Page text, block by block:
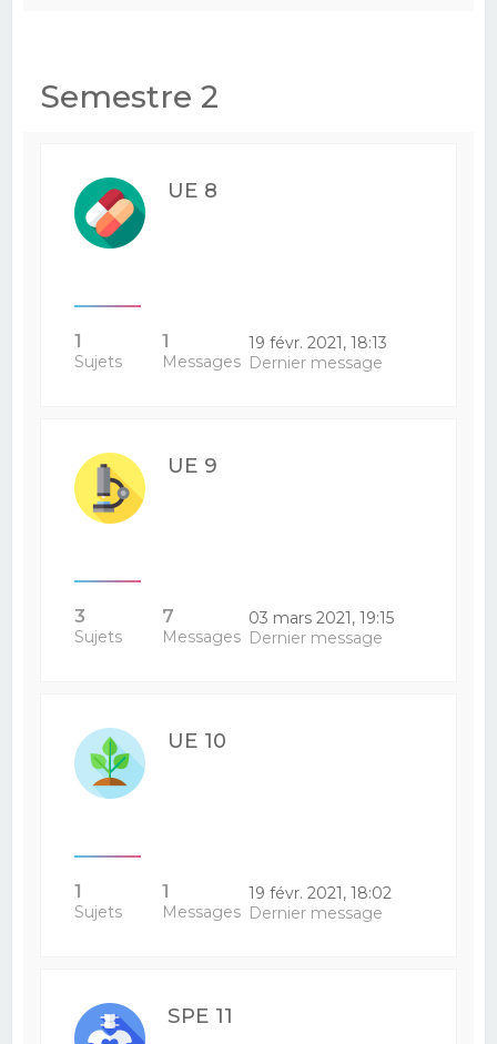
Semestre 2
UE 8
1
Sujets
1
Messages
19 févr. 2021, 18:13
Dernier message
UE 9
3
Sujets
7
Messages
03 mars 2021, 19:15
Dernier message
UE 10
1
Sujets
1
Messages
19 févr. 2021, 18:02
Dernier message
SPE 11